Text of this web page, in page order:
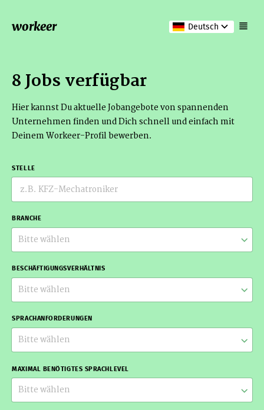
workeer Deutsch
8 Jobs verfügbar
Hier kannst Du aktuelle Jobangebote von spannenden
Unternehmen finden und Dich schnell und einfach mit
Deinem Workeer-Profil bewerben.
STELLE
BRANCHE
Bitte wählen
BESCHÄFTIGUNGSVERHÄLTNIS
Bitte wählen
SPRACHANFORDERUNGEN
Bitte wählen
MAXIMAL BENÖTIGTES SPRACHLEVEL
Bitte wählen